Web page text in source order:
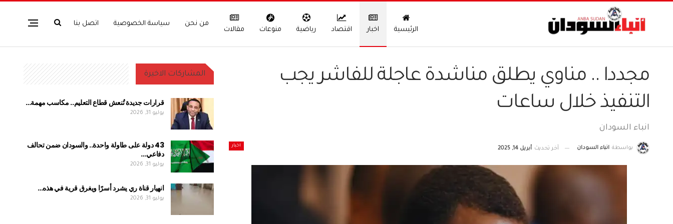
الرئيسية اخبار اقتصاد رياضية منوعات مقالات
من نحن سياسة الخصوصية اتصل بنا
مجددا .. مناوي يطلق مناشدة عاجلة للفاشر يجب
التنفيذ خلال ساعات
انباء السودان
اخبار بواسطة انباء السودان آخر تحديث أبريل 14, 2025
المشاركات الاخيرة
قرارات جديدة تُنعش قطاع التعليم.. مكاسب مهمة…
يوليو 31, 2026
43 دولة على طاولة واحدة.. والسودان ضمن تحالف
دفاعي…
يوليو 31, 2026
انهيار قناة ري يشرد أسرًا ويغرق قرية في هذه…
يوليو 31, 2026